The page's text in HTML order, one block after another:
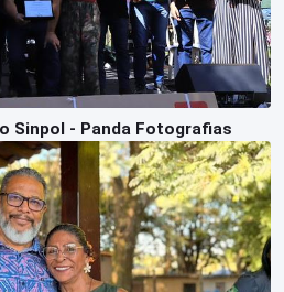
Sinpol - Panda Fotografias